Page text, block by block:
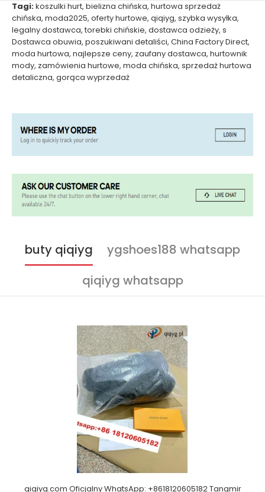
Tagi:koszulki hurt, bielizna chińska, hurtowa sprzedaż
chińska, moda2025, oferty hurtowe, qiqiyg, szybka wysyłka,
legalny dostawca, torebki chińskie, dostawca odzieży, s
Dostawca obuwia, poszukiwani detaliści, China Factory Direct,
moda hurtowa, najlepsze ceny, zaufany dostawca, hurtownik
mody, zamówienia hurtowe, moda chińska, sprzedaż hurtowa
detaliczna, gorąca wyprzedaż
buty qiqiyg
ygshoes188 whatsapp
qiqiyg whatsapp
qiqiyg.com Oficjalny WhatsApp: +8618120605182 Tangmir